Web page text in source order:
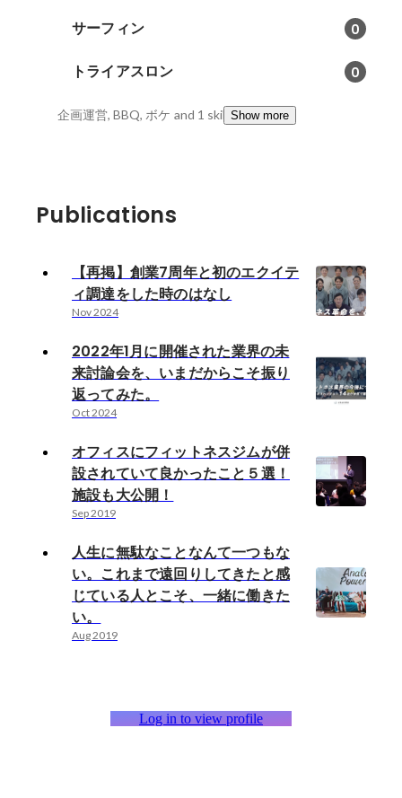
サーフィン 0
トライアスロン 0
企画運営, BBQ, ボケ and 1 skillsShow more
Publications
【再掲】創業7周年と初のエクイテ
ィ調達をした時のはなし
Nov 2024
2022年1月に開催された業界の未
来討論会を、いまだからこそ振り
返ってみた。
Oct 2024
オフィスにフィットネスジムが併
設されていて良かったこと５選！
施設も大公開！
Sep 2019
人生に無駄なことなんて一つもな
い。これまで遠回りしてきたと感
じている人とこそ、一緒に働きた
い。
Aug 2019
Log in to view profile